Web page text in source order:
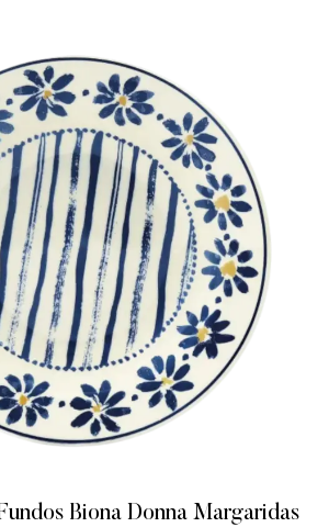
Biona Donna Margaridas